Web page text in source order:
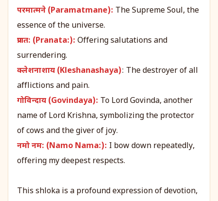
परमात्मने (Paramatmane): The Supreme Soul, the
essence of the universe.
प्रणत: (Pranata:): Offering salutations and
surrendering.
क्लेशनाशाय (Kleshanashaya): The destroyer of all
afflictions and pain.
गोविन्दाय (Govindaya): To Lord Govinda, another
name of Lord Krishna, symbolizing the protector
of cows and the giver of joy.
नमो नम: (Namo Nama:): I bow down repeatedly,
offering my deepest respects.
This shloka is a profound expression of devotion,